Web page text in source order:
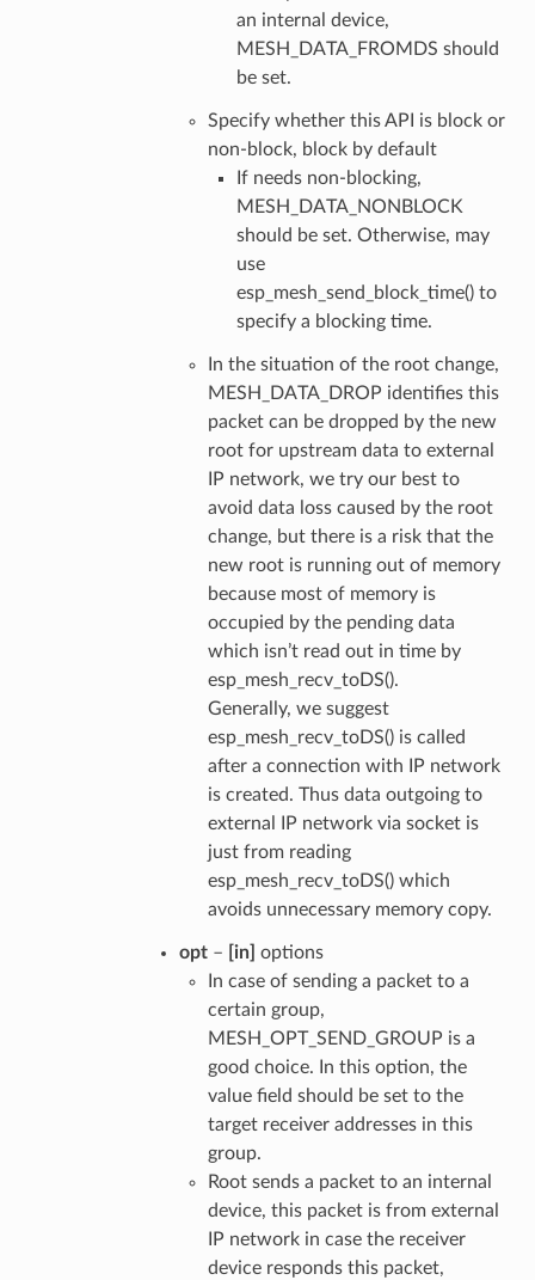
an internal device,
MESH_DATA_FROMDS should
be set.
Specify whether this API is block or
non-block, block by default
If needs non-blocking,
MESH_DATA_NONBLOCK
should be set. Otherwise, may
use
esp_mesh_send_block_time() to
specify a blocking time.
In the situation of the root change,
MESH_DATA_DROP identifies this
packet can be dropped by the new
root for upstream data to external
IP network, we try our best to
avoid data loss caused by the root
change, but there is a risk that the
new root is running out of memory
because most of memory is
occupied by the pending data
which isn’t read out in time by
esp_mesh_recv_toDS().
Generally, we suggest
esp_mesh_recv_toDS() is called
after a connection with IP network
is created. Thus data outgoing to
external IP network via socket is
just from reading
esp_mesh_recv_toDS() which
avoids unnecessary memory copy.
opt– [in] options
In case of sending a packet to a
certain group,
MESH_OPT_SEND_GROUP is a
good choice. In this option, the
value field should be set to the
target receiver addresses in this
group.
Root sends a packet to an internal
device, this packet is from external
IP network in case the receiver
device responds this packet,